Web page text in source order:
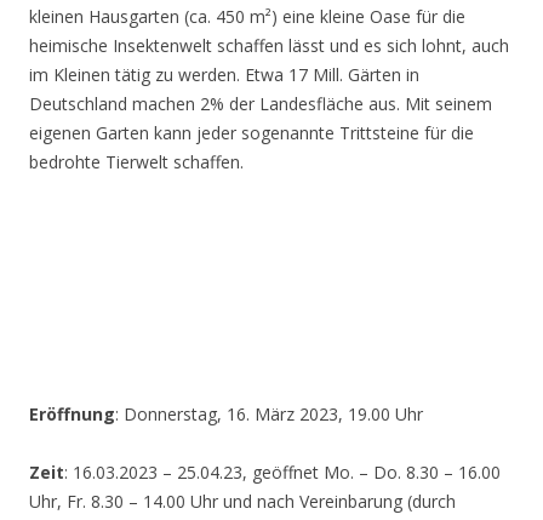
kleinen Hausgarten (ca. 450 m²) eine kleine Oase für die
heimische Insektenwelt schaffen lässt und es sich lohnt, auch
im Kleinen tätig zu werden. Etwa 17 Mill. Gärten in
Deutschland machen 2% der Landesfläche aus. Mit seinem
eigenen Garten kann jeder sogenannte Trittsteine für die
bedrohte Tierwelt schaffen.
Eröffnung: Donnerstag, 16. März 2023, 19.00 Uhr
Zeit: 16.03.2023 – 25.04.23, geöffnet Mo. – Do. 8.30 – 16.00
Uhr, Fr. 8.30 – 14.00 Uhr und nach Vereinbarung (durch